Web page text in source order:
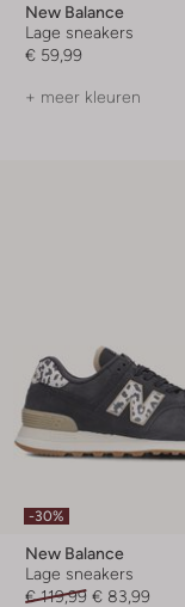
New Balance
Lage sneakers
€ 59,99
+ meer kleuren
-30%
New Balance
Lage sneakers
€ 119,99 € 83,99